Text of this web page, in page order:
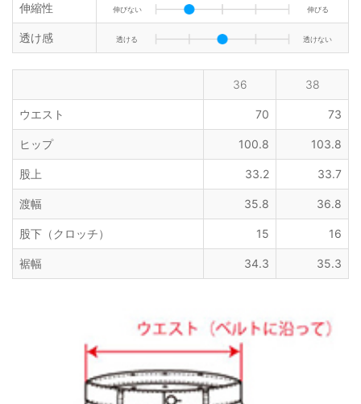
伸縮性 伸びない 伸びる
透け感 透ける 透けない
36 38
ウエスト 70 73
ヒップ 100.8 103.8
股上 33.2 33.7
渡幅 35.8 36.8
股下（クロッチ） 15 16
裾幅 34.3 35.3